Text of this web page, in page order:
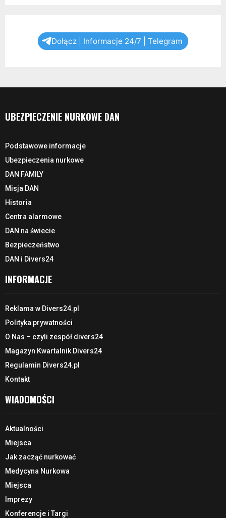
Dołącz | Informacje 24/7 | Telegram
UBEZPIECZENIE NURKOWE DAN
Podstawowe informacje
Ubezpieczenia nurkowe
DAN FAMILY
Misja DAN
Historia
Centra alarmowe
DAN na świecie
Bezpieczeństwo
DAN i Divers24
INFORMACJE
Reklama w Divers24.pl
Polityka prywatności
O Nas – czyli zespół divers24
Magazyn Kwartalnik Divers24
Regulamin Divers24.pl
Kontakt
WIADOMOŚCI
Aktualności
Miejsca
Jak zacząć nurkować
Medycyna Nurkowa
Miejsca
Imprezy
Konferencje i Targi